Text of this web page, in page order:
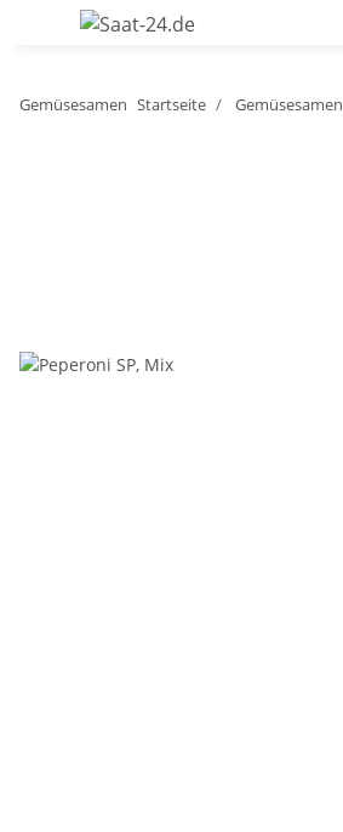
Gemüsesamen Startseite Gemüsesamen